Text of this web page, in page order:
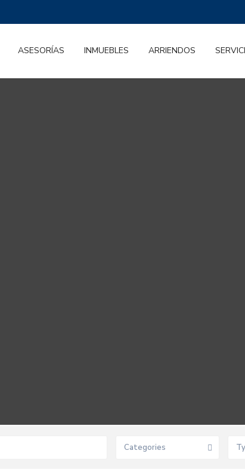
ASESORÍAS INMUEBLES ARRIENDOS
Categories